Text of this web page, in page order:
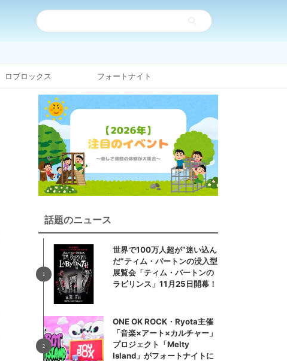
ロブロックス フォートナイト
話題のニュース
世界で100万人超が“迷い込ん
だ”ティム・バートンの没入型
展覧会「ティム・バートンの
ラビリンス」11月25日開幕！
ONE OK ROCK・Ryota主催
「音楽×アート×カルチャー」
プロジェクト「Melty
Island」がフォートナイトに